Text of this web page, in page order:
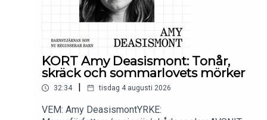
KORT Amy Deasismont: Tonår,
skräck och sommarlovets mörker
32:34 tisdag 4 augusti 2026
VEM: Amy DeasismontYRKE: